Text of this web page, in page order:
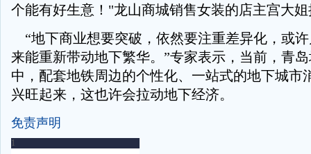
个能有好生意！"龙山商城销售女装的店主宫大
“地下商业想要突破，依然要注重差异化，或
来能重新带动地下繁华。”专家表示，当前，青
中，配套地铁周边的个性化、一站式的地下城市
兴旺起来，这也许会拉动地下经济。
免责声明